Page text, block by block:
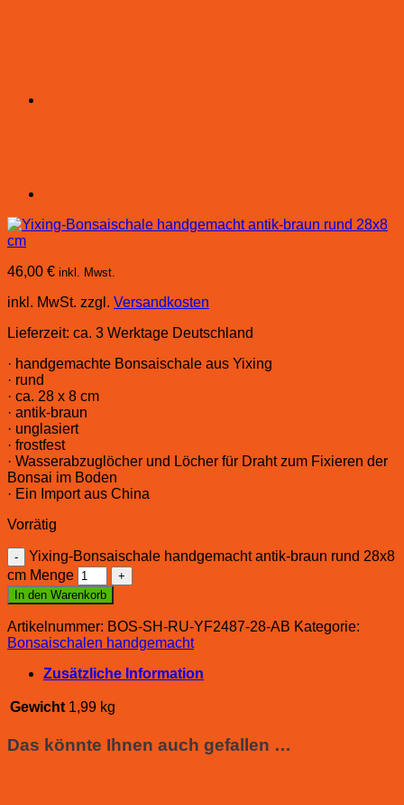
46,00 € inkl. Mwst.
inkl. MwSt. zzgl. Versandkosten
Lieferzeit: ca. 3 Werktage Deutschland
· handgemachte Bonsaischale aus Yixing
· rund
· ca. 28 x 8 cm
· antik-braun
· unglasiert
· frostfest
· Wasserabzuglöcher und Löcher für Draht zum Fixieren der
Bonsai im Boden
· Ein Import aus China
Vorrätig
Yixing-Bonsaischale handgemacht antik-braun rund 28x8
cm Menge
In den Warenkorb
Artikelnummer: BOS-SH-RU-YF2487-28-AB Kategorie:
Bonsaischalen handgemacht
Zusätzliche Information
Gewicht 1,99 kg
Das könnte Ihnen auch gefallen …